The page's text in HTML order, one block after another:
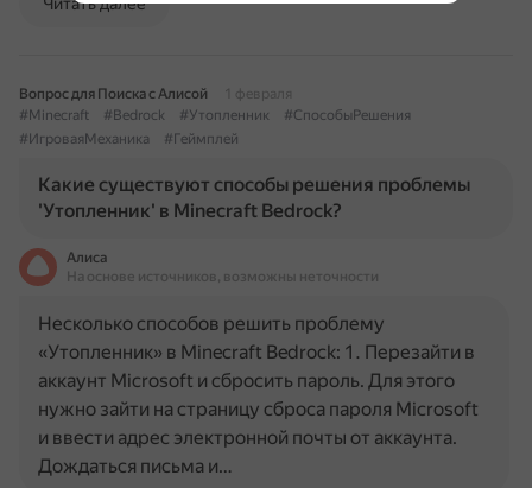
Вопрос для Поиска с Алисой
1 февраля
#Minecraft
#Bedrock #Утопленник
#СпособыРешения
#ИгроваяМеханика
#Геймплей
Какие существуют способы решения проблемы
'Утопленник' в Minecraft Bedrock?
Алиса
На основе источников, возможны неточности
Несколько способов решить проблему
«Утопленник» в Minecraft Bedrock: 1. Перезайти в
аккаунт Microsoft и сбросить пароль. Для этого
нужно зайти на страницу сброса пароля Microsoft
и ввести адрес электронной почты от аккаунта.
Дождаться письма и…